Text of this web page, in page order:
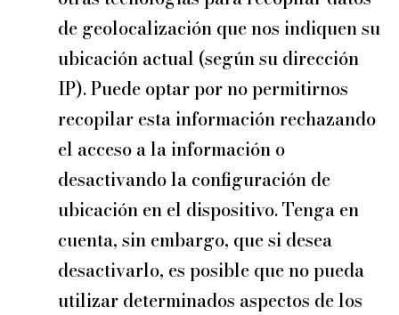
de geolocalización que nos indiquen su
ubicación actual (según su dirección
IP). Puede optar por no permitirnos
recopilar esta información rechazando
el acceso a la información o
desactivando la configuración de
ubicación en el dispositivo. Tenga en
cuenta, sin embargo, que si desea
desactivarlo, es posible que no pueda
utilizar determinados aspectos de los